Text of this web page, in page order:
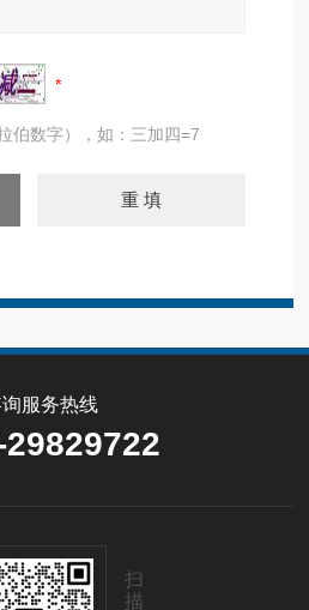
伯数字），如：三加四=7
询服务热线
扫
描